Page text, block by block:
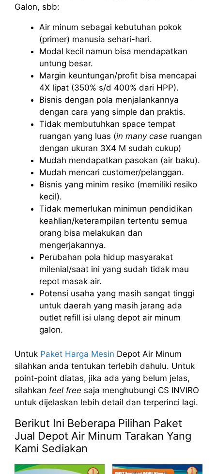
Galon, sbb:
Air minum sebagai kebutuhan pokok
(primer) manusia sehari-hari.
Modal kecil namun bisa mendapatkan
untung besar.
Margin keuntungan/profit bisa mencapai
4X lipat (350% s/d 400% dari HPP).
Bisnis dengan pola menjalankannya
dengan cara yang simple dan praktis.
Tidak membutuhkan space tempat
ruangan yang luas (in many case ruangan
dengan ukuran 3X4 M sudah cukup)
Mudah mendapatkan pasokan (air baku).
Mudah mencari customer/pelanggan.
Bisnis yang minim resiko (memiliki resiko
kecil).
Tidak memerlukan minimun pendidikan
keahlian/keterampilan tertentu semua
orang bisa melakukan dan
mengerjakannya.
Perubahan pola hidup masyarakat
milenial/saat ini yang sudah tidak mau
repot masak air.
Potensi usaha yang masih sangat tinggi
untuk daerah yang masih jarang ada
outlet refill isi ulang depot air minum
galon.
Untuk Paket Harga Mesin Depot Air Minum
silahkan anda tentukan terlebih dahulu. Untuk
point-point diatas, jika ada yang belum jelas,
silahkan feel free saja menghubungi CS INVIRO
untuk dijelaskan lebih detail dan terperinci lagi.
Berikut Ini Beberapa Pilihan Paket
Jual Depot Air Minum Tarakan Yang
Kami Sediakan